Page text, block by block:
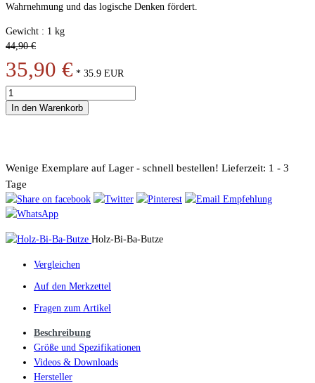
Wahrnehmung und das logische Denken fördert.
Gewicht : 1 kg
44,90 €
35,90 € * 35.9 EUR
In den Warenkorb
Wenige Exemplare auf Lager - schnell bestellen! Lieferzeit: 1 - 3
Tage
Holz-Bi-Ba-Butze
Vergleichen
Auf den Merkzettel
Fragen zum Artikel
Beschreibung
Größe und Spezifikationen
Videos & Downloads
Hersteller